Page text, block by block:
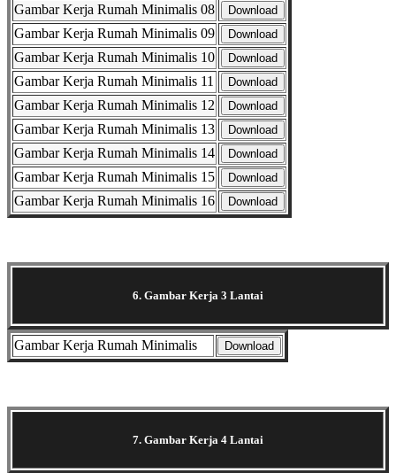
Gambar Kerja Rumah Minimalis 08 Download
Gambar Kerja Rumah Minimalis 09 Download
Gambar Kerja Rumah Minimalis 10 Download
Gambar Kerja Rumah Minimalis 11 Download
Gambar Kerja Rumah Minimalis 12 Download
Gambar Kerja Rumah Minimalis 13 Download
Gambar Kerja Rumah Minimalis 14 Download
Gambar Kerja Rumah Minimalis 15 Download
Gambar Kerja Rumah Minimalis 16 Download
6. Gambar Kerja 3 Lantai
Gambar Kerja Rumah Minimalis Download
7. Gambar Kerja 4 Lantai